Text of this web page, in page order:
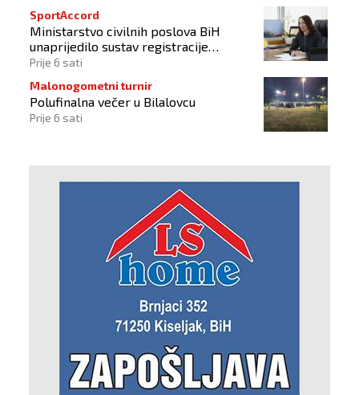
SportAccord
Ministarstvo civilnih poslova BiH
unaprijedilo sustav registracije
sportskih organizacija
Prije 6 sati
Malonogometni turnir
Polufinalna večer u Bilalovcu
Prije 6 sati